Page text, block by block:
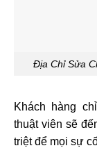
Địa Chỉ Sửa
Khách hàng
thuật viên sẽ
triệt để mọi sự